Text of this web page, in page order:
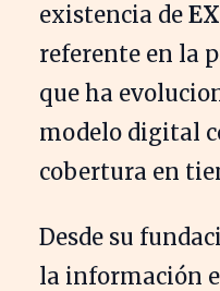
existencia de
referente en la
que ha
modelo digital
cobertura en
Desde su
la información